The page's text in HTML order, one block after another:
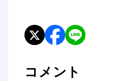
コメント